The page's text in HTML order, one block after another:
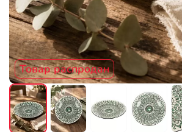
Товар распродан